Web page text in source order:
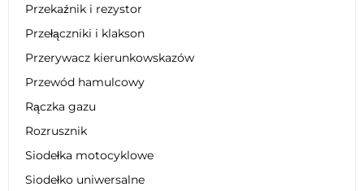
Przekaźnik i rezystor
Przełączniki i klakson
Przerywacz kierunkowskazów
Przewód hamulcowy
Rączka gazu
Rozrusznik
Siodełka motocyklowe
Siodełko uniwersalne